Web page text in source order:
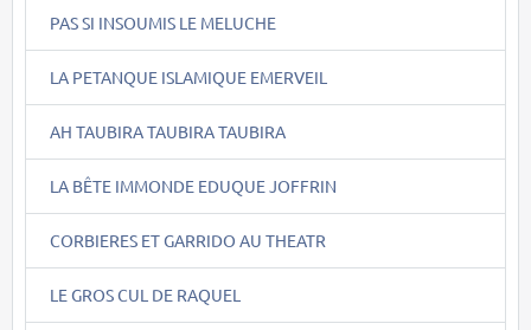
PAS SI INSOUMIS LE MELUCHE
LA PETANQUE ISLAMIQUE EMERVEIL
AH TAUBIRA TAUBIRA TAUBIRA
LA BÊTE IMMONDE EDUQUE JOFFRIN
CORBIERES ET GARRIDO AU THEATR
LE GROS CUL DE RAQUEL